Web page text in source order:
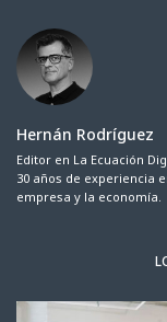
Hernán Rodríguez
Editor en La Ecuación
30 años de experiencia
empresa y la economía.